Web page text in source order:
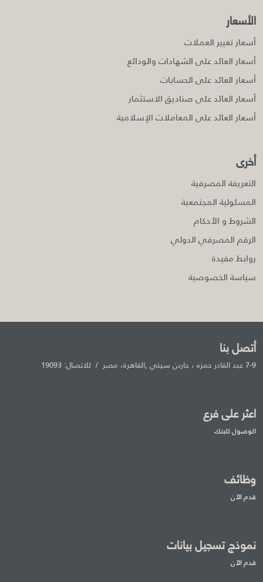
الأسعار
أسعار تغيير العملات
أسعار العائد على الشهادات والودائع
أسعار العائد على الحسابات
أسعار العائد على صناديق الاستثمار
أسعار العائد على المعاملات الإسلامية
أخرى
التعريفة المصرفية
المسئولية المجتمعية
الشروط و الأحكام
الرقم المصرفي الدولي
روابط مفيدة
سياسة الخصوصية
أتصل بنا
7-9 عبد القادر حمزه ، جاردن سيتي ,القاهرة، مصر / للاتصال: 19093
اعثر على فرع
الوصول للبنك
وظائف
قدم الآن
نموذج تسجيل بيانات
قدم الآن